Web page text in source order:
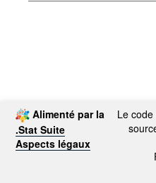
Alimenté par la
.Stat Suite
Aspects légaux
Le